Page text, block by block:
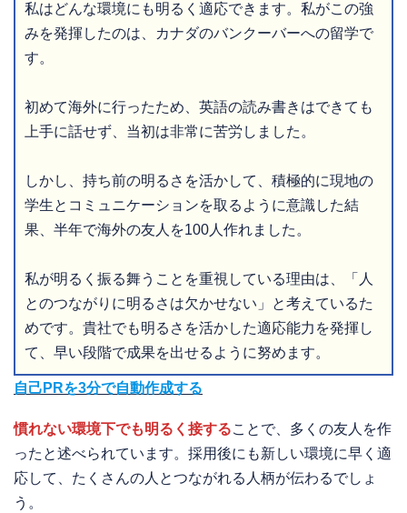
私はどんな環境にも明るく適応できます。私がこの強
みを発揮したのは、カナダのバンクーバーへの留学で
す。
初めて海外に行ったため、英語の読み書きはできても
上手に話せず、当初は非常に苦労しました。
しかし、持ち前の明るさを活かして、積極的に現地の
学生とコミュニケーションを取るように意識した結
果、半年で海外の友人を100人作れました。
私が明るく振る舞うことを重視している理由は、「人
とのつながりに明るさは欠かせない」と考えているた
めです。貴社でも明るさを活かした適応能力を発揮し
て、早い段階で成果を出せるように努めます。
自己PRを3分で自動作成する
慣れない環境下でも明るく接することで、多くの友人を作
ったと述べられています。採用後にも新しい環境に早く適
応して、たくさんの人とつながれる人柄が伝わるでしょ
う。